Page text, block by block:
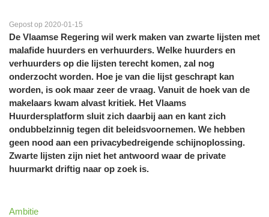
Gepost op 2020-01-15
De Vlaamse Regering wil werk maken van zwarte lijsten met
malafide huurders en verhuurders. Welke huurders en
verhuurders op die lijsten terecht komen, zal nog
onderzocht worden. Hoe je van die lijst geschrapt kan
worden, is ook maar zeer de vraag. Vanuit de hoek van de
makelaars kwam alvast kritiek. Het Vlaams
Huurdersplatform sluit zich daarbij aan en kant zich
ondubbelzinnig tegen dit beleidsvoornemen. We hebben
geen nood aan een privacybedreigende schijnoplossing.
Zwarte lijsten zijn niet het antwoord waar de private
huurmarkt driftig naar op zoek is.
Ambitie